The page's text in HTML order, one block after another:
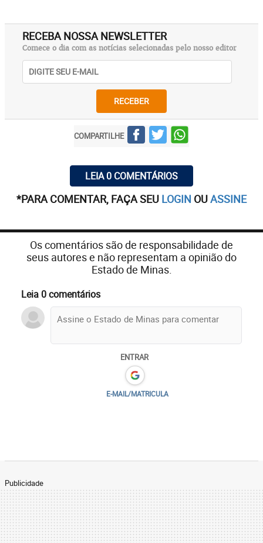
RECEBA NOSSA NEWSLETTER
Comece o dia com as notícias selecionadas pelo nosso editor
RECEBER
COMPARTILHE
LEIA 0 COMENTÁRIOS
*PARA COMENTAR, FAÇA SEU LOGIN OUASSINE
Os comentários são de responsabilidade de
seus autores e não representam a opinião do
Estado de Minas.
Leia 0 comentários
ENTRAR
E-MAIL/MATRICULA
Publicidade